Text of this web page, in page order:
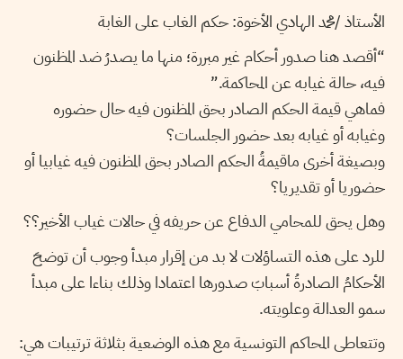
الأستاذ /محمد الهادي الأخوة: حكم الغاب على الغابة
“أقصد هنا صدور أحكام غير مبررة؛ منها ما يصدرُ ضد المظنون
فيه، حالة غيابه عن المحاكمة.”
فماهي قيمة الحكم الصادر بحق المظنون فيه حال حضوره
وغيابه أو غيابه بعد حضور الجلسات؟
وبصيغة أخرى ماقيمةُ الحكم الصادر بحق المظنون فيه غيابيا أو
حضوريا أو تقديريا؟
وهل يحق للمحامي الدفاع عن حريفه في حالات غياب الأخير؟؟
للرد على هذه التساؤلات لا بد من إقرار مبدأ وجوب أن توضحَ
الأحكامُ الصادرةُ أسبابَ صدورها اعتمادا وذلك بناءا على مبدأ
سمو العدالة وعلويته.
وتتعاطى المحاكم التونسية مع هذه الوضعية بثلاثة ترتيبات هي: